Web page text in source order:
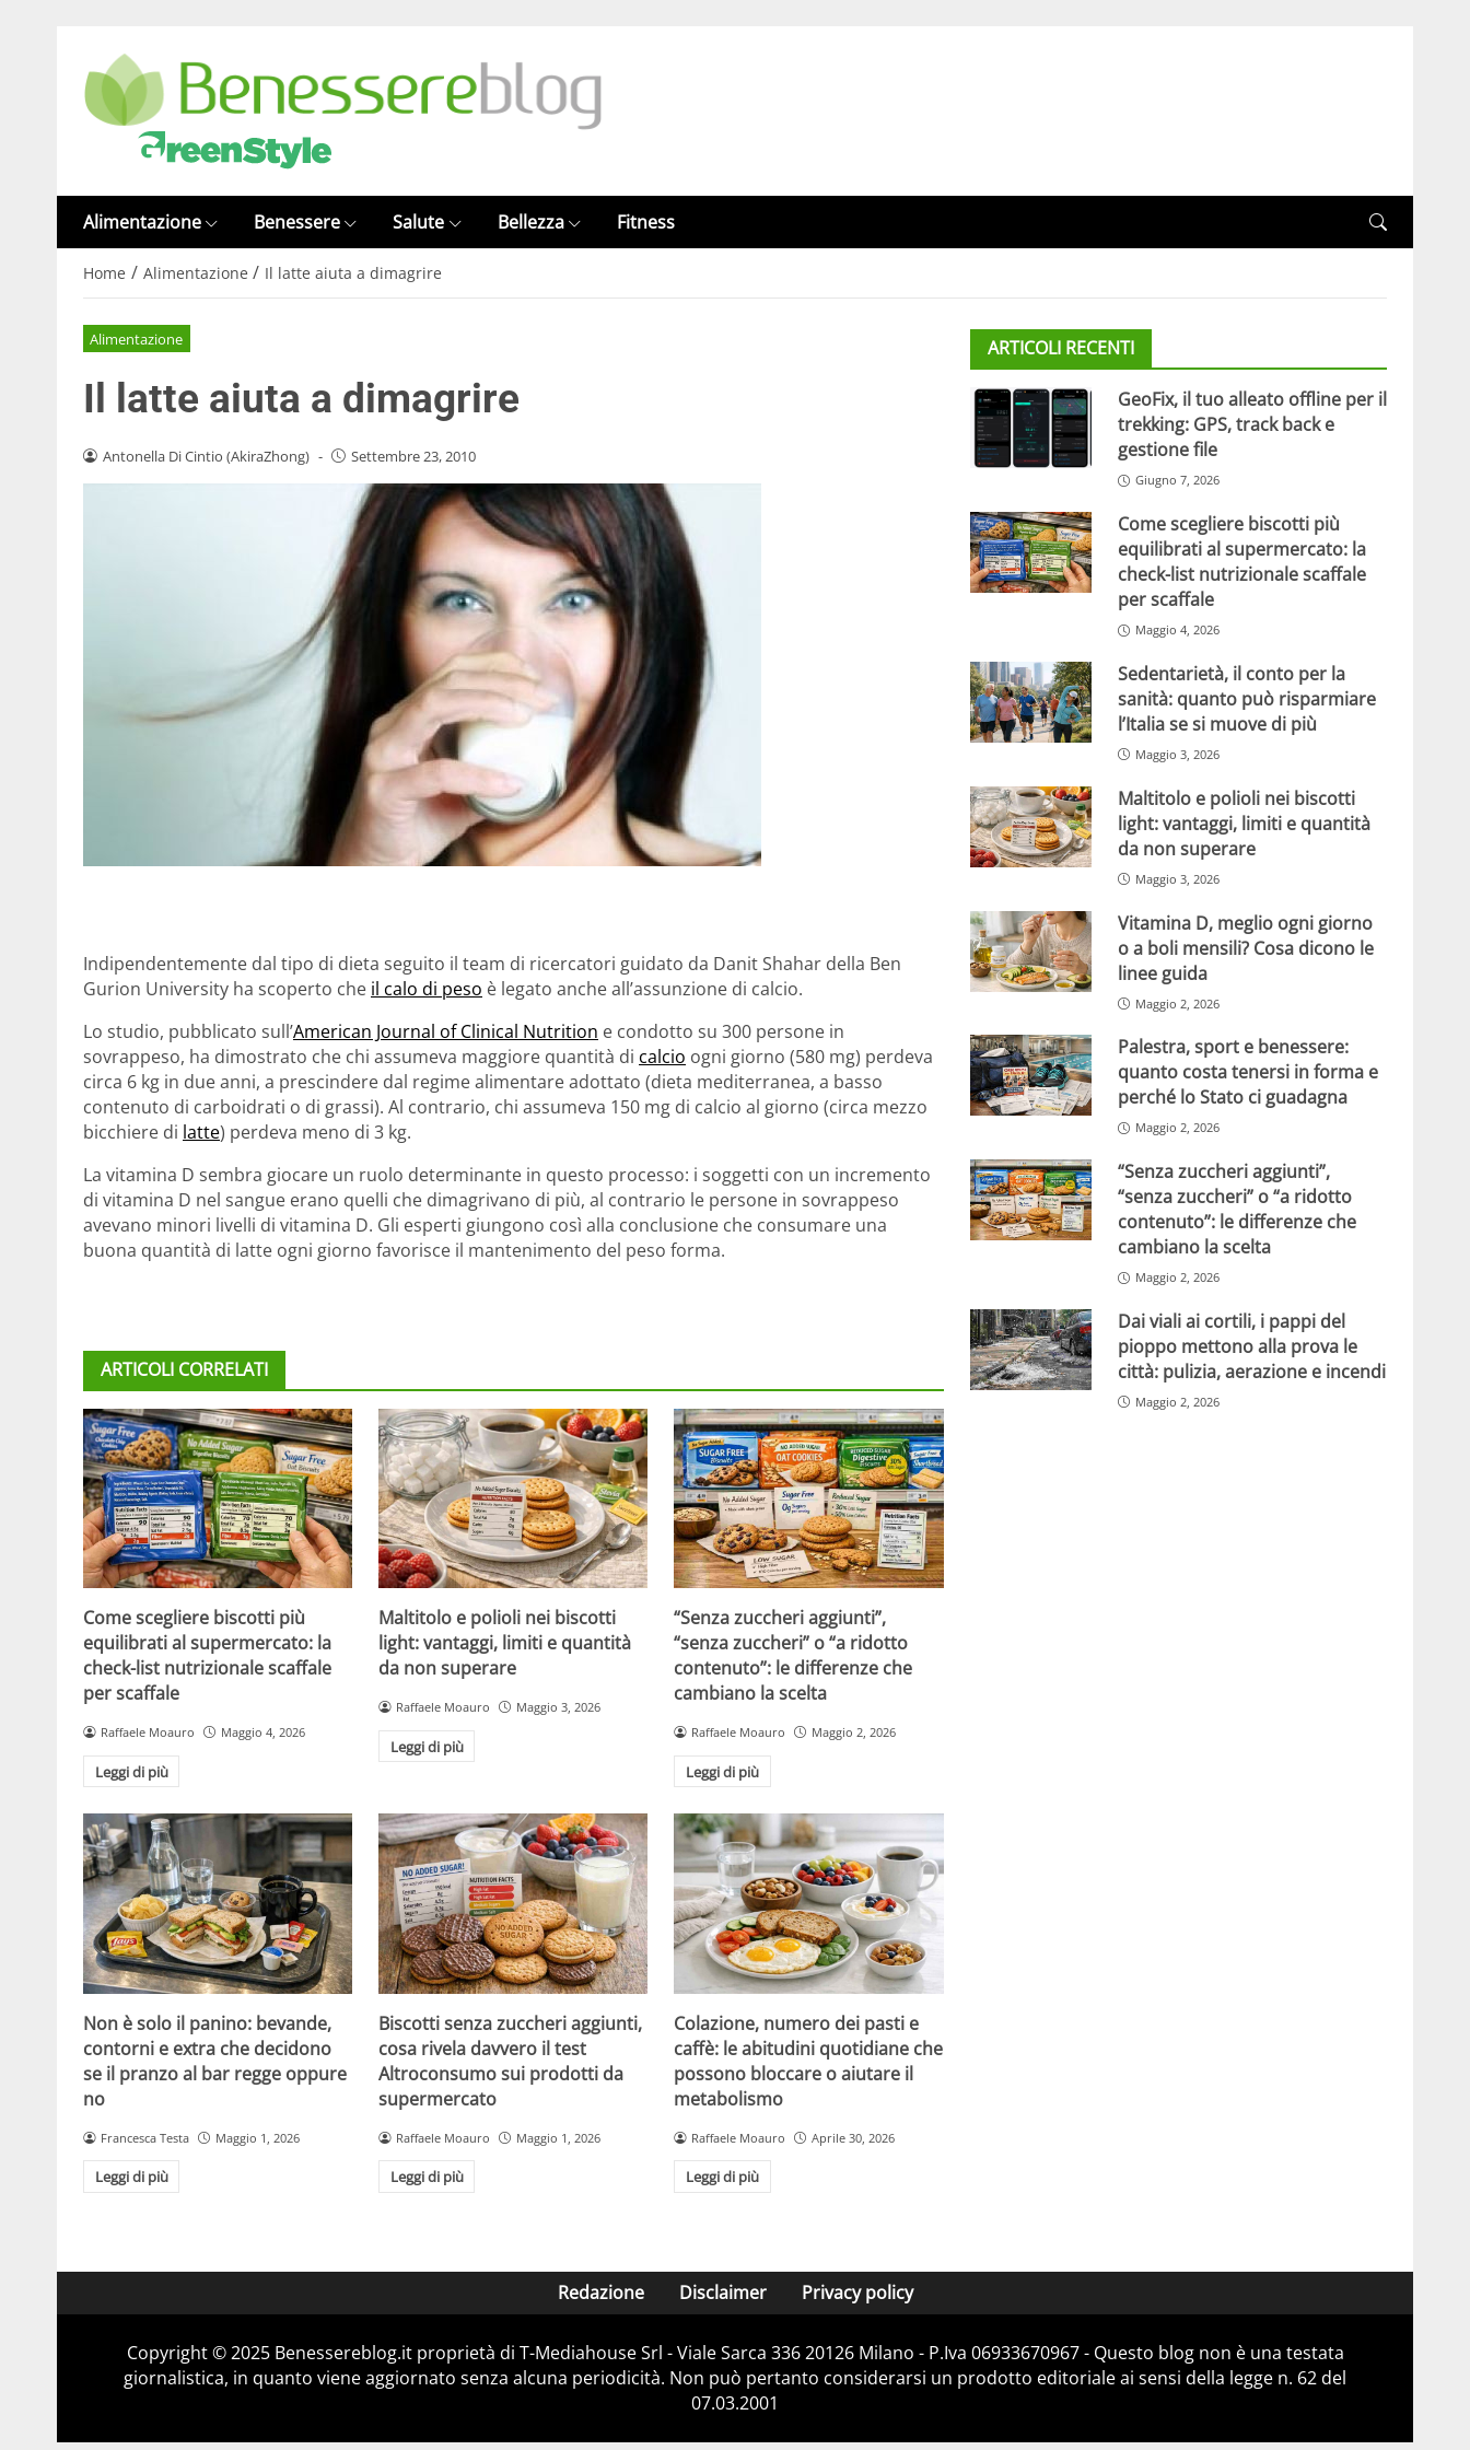
Alimentazione Benessere Salute Bellezza Fitness
Home / Alimentazione / Il latte aiuta a dimagrire
Alimentazione
Il latte aiuta a dimagrire
Antonella Di Cintio (AkiraZhong) - Settembre 23, 2010
Indipendentemente dal tipo di dieta seguito il team di ricercatori guidato da Danit Shahar della Ben
Gurion University ha scoperto che il calo di peso è legato anche all’assunzione di calcio.
Lo studio, pubblicato sull’American Journal of Clinical Nutrition e condotto su 300 persone in
sovrappeso, ha dimostrato che chi assumeva maggiore quantità di calcio ogni giorno (580 mg) perdeva
circa 6 kg in due anni, a prescindere dal regime alimentare adottato (dieta mediterranea, a basso
contenuto di carboidrati o di grassi). Al contrario, chi assumeva 150 mg di calcio al giorno (circa mezzo
bicchiere di latte) perdeva meno di 3 kg.
La vitamina D sembra giocare un ruolo determinante in questo processo: i soggetti con un incremento
di vitamina D nel sangue erano quelli che dimagrivano di più, al contrario le persone in sovrappeso
avevano minori livelli di vitamina D. Gli esperti giungono così alla conclusione che consumare una
buona quantità di latte ogni giorno favorisce il mantenimento del peso forma.
ARTICOLI CORRELATI
Come scegliere biscotti più
equilibrati al supermercato: la
check-list nutrizionale scaffale
per scaffale
Raffaele Moauro Maggio 4, 2026
Leggi di più
Maltitolo e polioli nei biscotti
light: vantaggi, limiti e quantità
da non superare
Raffaele Moauro Maggio 3, 2026
Leggi di più
“Senza zuccheri aggiunti”,
“senza zuccheri” o “a ridotto
contenuto”: le differenze che
cambiano la scelta
Raffaele Moauro Maggio 2, 2026
Leggi di più
Non è solo il panino: bevande,
contorni e extra che decidono
se il pranzo al bar regge oppure
no
Francesca Testa Maggio 1, 2026
Leggi di più
Biscotti senza zuccheri aggiunti,
cosa rivela davvero il test
Altroconsumo sui prodotti da
supermercato
Raffaele Moauro Maggio 1, 2026
Leggi di più
Colazione, numero dei pasti e
caffè: le abitudini quotidiane che
possono bloccare o aiutare il
metabolismo
Raffaele Moauro Aprile 30, 2026
Leggi di più
ARTICOLI RECENTI
GeoFix, il tuo alleato offline per il
trekking: GPS, track back e
gestione file
Giugno 7, 2026
Come scegliere biscotti più
equilibrati al supermercato: la
check-list nutrizionale scaffale
per scaffale
Maggio 4, 2026
Sedentarietà, il conto per la
sanità: quanto può risparmiare
l’Italia se si muove di più
Maggio 3, 2026
Maltitolo e polioli nei biscotti
light: vantaggi, limiti e quantità
da non superare
Maggio 3, 2026
Vitamina D, meglio ogni giorno
o a boli mensili? Cosa dicono le
linee guida
Maggio 2, 2026
Palestra, sport e benessere:
quanto costa tenersi in forma e
perché lo Stato ci guadagna
Maggio 2, 2026
“Senza zuccheri aggiunti”,
“senza zuccheri” o “a ridotto
contenuto”: le differenze che
cambiano la scelta
Maggio 2, 2026
Dai viali ai cortili, i pappi del
pioppo mettono alla prova le
città: pulizia, aerazione e incendi
Maggio 2, 2026
Redazione Disclaimer Privacy policy
Copyright © 2025 Benessereblog.it proprietà di T-Mediahouse Srl - Viale Sarca 336 20126 Milano - P.Iva 06933670967 - Questo blog non è una testata
giornalistica, in quanto viene aggiornato senza alcuna periodicità. Non può pertanto considerarsi un prodotto editoriale ai sensi della legge n. 62 del
07.03.2001